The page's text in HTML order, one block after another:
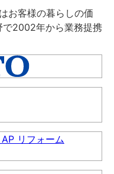
お客様の暮らしの価
で2002年から業務提携